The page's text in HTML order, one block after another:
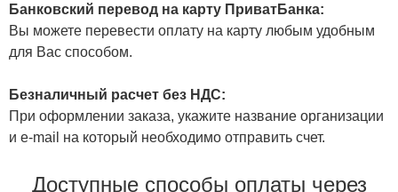
Банковский перевод на карту ПриватБанка:
Вы можете перевести оплату на карту любым удобным
для Вас способом.
Безналичный расчет без НДС:
При оформлении заказа, укажите название организации
и e-mail на который необходимо отправить счет.
Доступные способы оплаты через